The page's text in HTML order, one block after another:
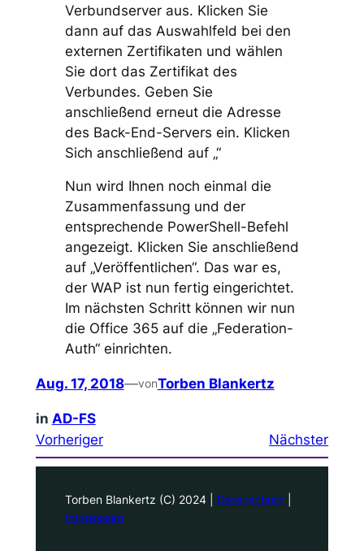
Verbundserver aus. Klicken Sie
dann auf das Auswahlfeld bei den
externen Zertifikaten und wählen
Sie dort das Zertifikat des
Verbundes. Geben Sie
anschließend erneut die Adresse
des Back-End-Servers ein. Klicken
Sich anschließend auf „“
Nun wird Ihnen noch einmal die
Zusammenfassung und der
entsprechende PowerShell-Befehl
angezeigt. Klicken Sie anschließend
auf „Veröffentlichen“. Das war es,
der WAP ist nun fertig eingerichtet.
Im nächsten Schritt können wir nun
die Office 365 auf die „Federation-
Auth“ einrichten.
Aug. 17, 2018—vonTorben Blankertz
in AD-FS
Vorheriger
Nächster
Torben Blankertz (C) 2024 | Datenschutz
Impressum